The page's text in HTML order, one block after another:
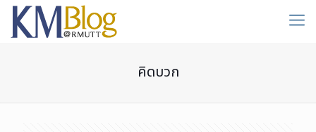
คิดบวก